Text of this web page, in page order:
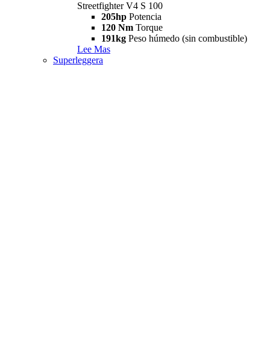
Streetfighter V4 S 100
205hp Potencia
120 Nm Torque
191kg Peso húmedo (sin combustible)
Lee Mas
Superleggera